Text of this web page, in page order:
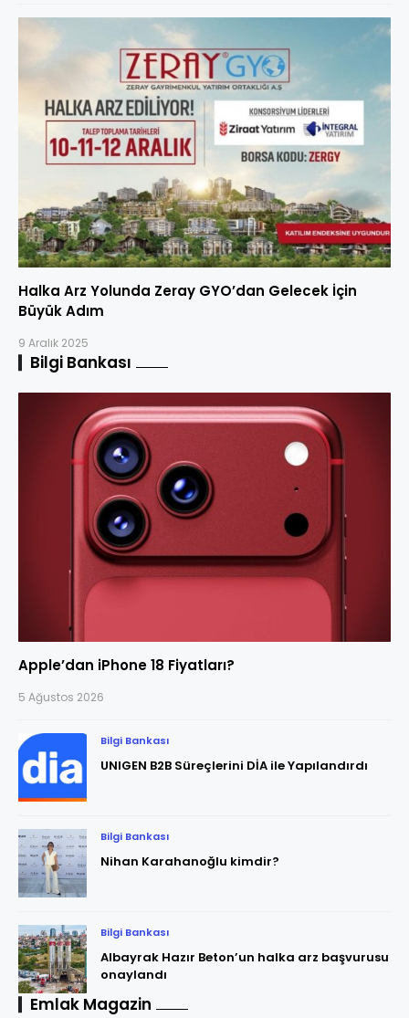
Halka Arz Yolunda Zeray GYO’dan Gelecek İçin
Büyük Adım
9 Aralık 2025
Bilgi Bankası
Apple’dan iPhone 18 Fiyatları?
5 Ağustos 2026
Bilgi Bankası
UNIGEN B2B Süreçlerini DİA ile Yapılandırdı
Bilgi Bankası
Nihan Karahanoğlu kimdir?
Bilgi Bankası
Albayrak Hazır Beton’un halka arz başvurusu
onaylandı
Emlak Magazin